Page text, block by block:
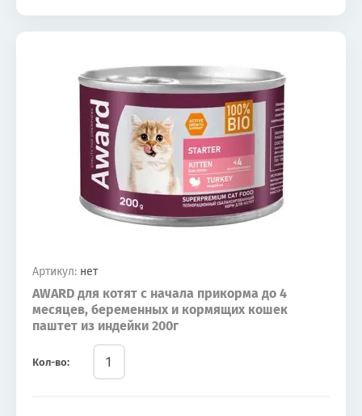
Артикул: нет
AWARD для котят с начала прикорма до 4
месяцев, беременных и кормящих кошек
паштет из индейки 200г
Кол-во: